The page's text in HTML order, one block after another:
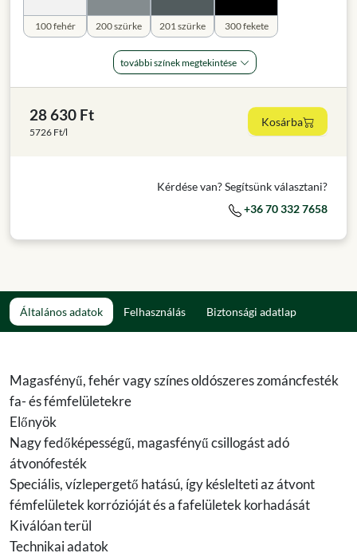
100 fehér 200 szürke 201 szürke 300 fekete
további színek megtekintése
28 630 Ft
5726 Ft/l
Kosárba
Kérdése van? Segítsünk választani?
+36 70 332 7658
Általános adatok Felhasználás Biztonsági adatlap
Magasfényű, fehér vagy színes oldószeres zománcfesték
fa- és fémfelületekre
Előnyök
Nagy fedőképességű, magasfényű csillogást adó
átvonófesték
Speciális, vízlepergető hatású, így késlelteti az átvont
fémfelületek korrózióját és a fafelületek korhadását
Kiválóan terül
Technikai adatok